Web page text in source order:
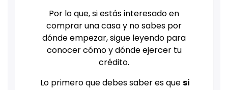
Por lo que, si estás interesado en
comprar una casa y no sabes por
dónde empezar, sigue leyendo para
conocer cómo y dónde ejercer tu
crédito.
Lo primero que debes saber es quesi